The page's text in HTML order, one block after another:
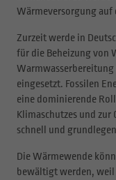
Wärmeversorgung auf
Zurzeit werde in
für die Beheizung von
Warmwasserbereitung
eingesetzt. Fossilen
eine dominierende
Klimaschutzes und
schnell und
Die Wärmewende
bewältigt werden, weil